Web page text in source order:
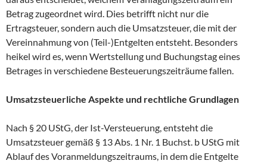
Betrag zugeordnet wird. Dies betrifft nicht nur die
Ertragsteuer, sondern auch die Umsatzsteuer, die mit der
Vereinnahmung von (Teil-)Entgelten entsteht. Besonders
heikel wird es, wenn Wertstellung und Buchungstag eines
Betrages in verschiedene Besteuerungszeiträume fallen.
Umsatzsteuerliche Aspekte und rechtliche Grundlagen
Nach § 20 UStG, der Ist-Versteuerung, entsteht die
Umsatzsteuer gemäß § 13 Abs. 1 Nr. 1 Buchst. b UStG mit
Ablauf des Voranmeldungszeitraums, in dem die Entgelte